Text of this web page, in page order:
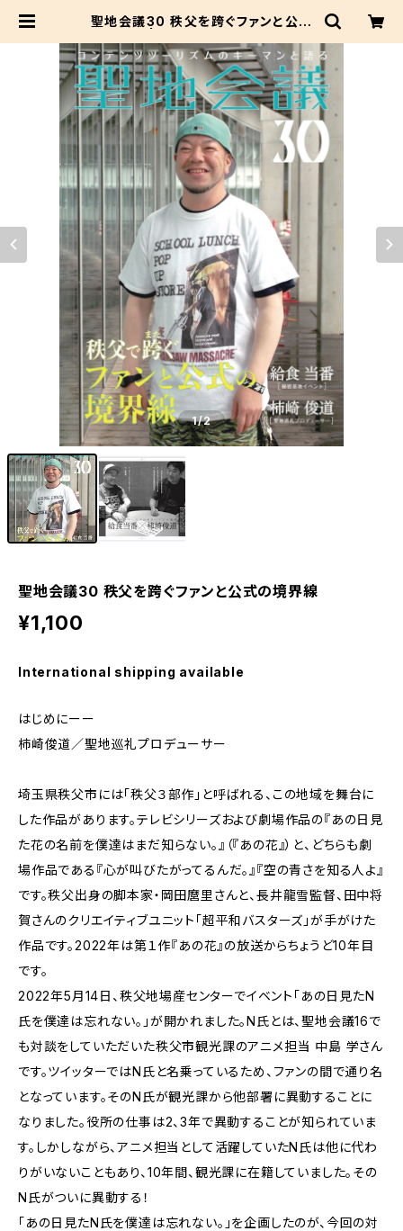
聖地会議30 秩父を跨ぐファンと公式
地巡礼 #アニメツーリズム
1/2
聖地会議30 秩父を跨ぐファンと公式の境界線
¥1,100
International shipping available
はじめにーー
柿崎俊道／聖地巡礼プロデューサー
埼玉県秩父市には「秩父３部作」と呼ばれる、この地域を舞台に
した作品があります。テレビシリーズおよび劇場作品の『あの日見
た花の名前を僕達はまだ知らない。』（『あの花』）と、どちらも劇
場作品である『心が叫びたがってるんだ。』『空の青さを知る人よ』
です。秩父出身の脚本家・岡田麿里さんと、長井龍雪監督、田中将
賀さんのクリエイティブユニット「超平和バスターズ」が手がけた
作品です。2022年は第１作『あの花』の放送からちょうど10年目
です。
2022年5月14日、秩父地場産センターでイベント「あの日見たN
氏を僕達は忘れない。」が開かれました。N氏とは、聖地会議16で
も対談をしていただいた秩父市観光課のアニメ担当 中島 学さん
です。ツイッターではN氏と名乗っているため、ファンの間で通り名
となっています。そのN氏が観光課から他部署に異動することに
なりました。役所の仕事は2、3年で異動することが知られていま
す。しかしながら、アニメ担当として活躍していたN氏は他に代わ
りがいないこともあり、10年間、観光課に在籍していました。その
N氏がついに異動する！
「あの日見たN氏を僕達は忘れない。」を企画したのが、今回の対